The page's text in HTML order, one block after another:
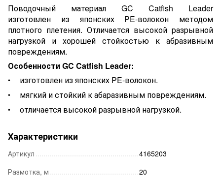
Поводочный материал GC Catfish Leader
изготовлен из японских PE-волокон методом
плотного плетения. Отличается высокой разрывной
нагрузкой и хорошей стойкостью к абразивным
повреждениям.
Особенности GC Catfish Leader:
изготовлен из японских PE-волокон.
мягкий и стойкий к абаразивным повреждениям.
отличается высокой разрывной нагрузкой.
Характеристики
Артикул
4165203
Размотка, м
20